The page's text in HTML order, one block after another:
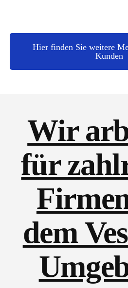
Hier finden Sie weitere
Kunden
Wir
für
dem